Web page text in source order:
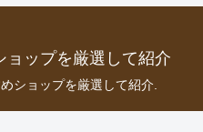
ョップを厳選して紹介
ショップを厳選して紹介.